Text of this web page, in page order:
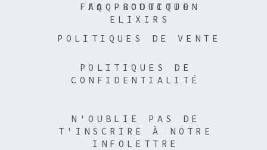
N'OUBLIE PAS DE
T'INSCRIRE À NOTRE
INFOLETTRE
POLITIQUES DE VENTE
POLITIQUES DE
CONFIDENTIALITÉ
FAQ BOUTIQUE
FAQ PRODUCTION
ELIXIRS